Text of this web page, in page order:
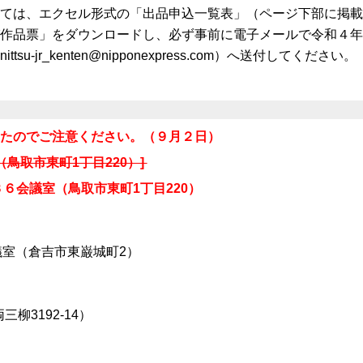
は、エクセル形式の「出品申込一覧表」（ページ下部に掲
品票」をダウンロードし、必ず事前に電子メールで令和４
nittsu-jr_kenten@nipponexpress.com）へ送付してください。
のでご注意ください。（９月２日）
鳥取市東町1丁目220）]
会議室（鳥取市東町1丁目220）
倉吉市東巌城町2）
柳3192-14）